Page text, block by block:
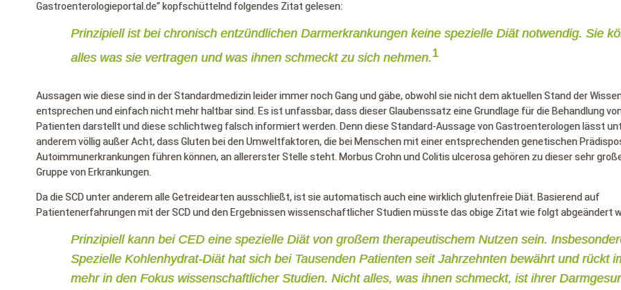
Gastroenterologieportal.de” kopfschüttelnd folgendes Zitat gelesen:
Prinzipiell ist bei chronisch entzündlichen Darmerkrankungen keine spezielle Diät notwendig. Sie
alles was sie vertragen und was ihnen schmeckt zu sich nehmen.1
Aussagen wie diese sind in der Standardmedizin leider immer noch Gang und gäbe, obwohl sie nicht dem aktuellen Stand der
entsprechen und einfach nicht mehr haltbar sind. Es ist unfassbar, dass dieser Glaubenssatz eine Grundlage für die Behandlung
Patienten darstellt und diese schlichtweg falsch informiert werden. Denn diese Standard-Aussage von Gastroenterologen lässt
anderem völlig außer Acht, dass Gluten bei den Umweltfaktoren, die bei Menschen mit einer entsprechenden genetischen
Autoimmunerkrankungen führen können, an allererster Stelle steht. Morbus Crohn und Colitis ulcerosa gehören zu dieser sehr
Gruppe von Erkrankungen.
Da die SCD unter anderem alle Getreidearten ausschließt, ist sie automatisch auch eine wirklich glutenfreie Diät. Basierend auf
Patientenerfahrungen mit der SCD und den Ergebnissen wissenschaftlicher Studien müsste das obige Zitat wie folgt abgeändert
Prinzipiell kann bei CED eine spezielle Diät von großem therapeutischem Nutzen sein.
Spezielle Kohlenhydrat-Diät hat sich bei Tausenden Patienten seit Jahrzehnten bewährt und rückt
mehr in den Fokus wissenschaftlicher Studien. Nicht alles, was ihnen schmeckt, ist ihrer